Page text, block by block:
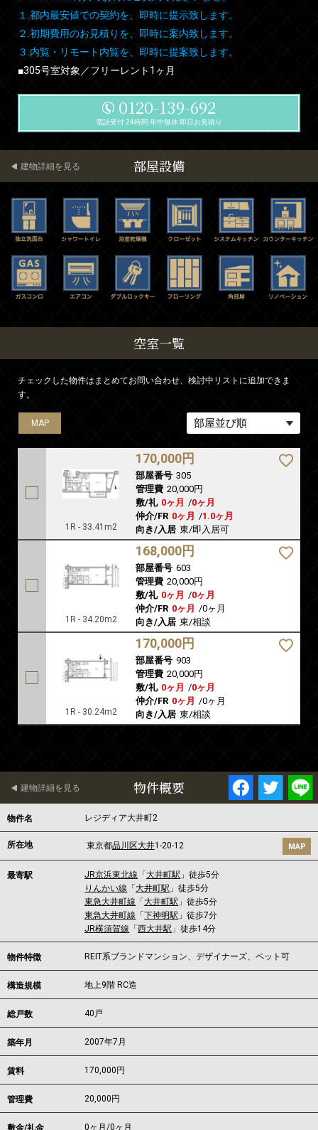
１.都内最安値での契約を、即時に提示致します。
２.初期費用のお見積りを、即時に案内致します。
３.内覧・リモート内覧を、即時に提案致します。
■305号室対象／フリーレント1ヶ月
0120-139-692
電話受付 24時間 年中無休 即日お見積り
部屋設備
建物詳細を見る
空室一覧
チェックした物件はまとめてお問い合わせ、検討中リストに追加できま
す。
MAP
1R - 33.41m2
170,000円
部屋番号 305
管理費 20,000円
敷/礼 0ヶ月 /0ヶ月
仲介/FR 0ヶ月 /1.0ヶ月
向き/入居 東/即入居可
MAP
1R - 34.20m2
168,000円
部屋番号 603
管理費 20,000円
敷/礼 0ヶ月 /0ヶ月
仲介/FR 0ヶ月 /0ヶ月
向き/入居 東/相談
MAP
1R - 30.24m2
170,000円
部屋番号 903
管理費 20,000円
敷/礼 0ヶ月 /0ヶ月
仲介/FR 0ヶ月 /0ヶ月
向き/入居 東/相談
物件概要
建物詳細を見る
物件名 レジディア大井町2
所在地 東京都品川区大井1-20-12 MAP
最寄駅 JR京浜東北線 「 大井町駅 」徒歩5分
りんかい線 「 大井町駅 」徒歩5分
東急大井町線 「 大井町駅 」徒歩5分
東急大井町線 「下神明駅 」徒歩7分
JR横須賀線 「西大井駅 」徒歩14分
物件特徴 REIT系ブランドマンション、デザイナーズ、ペット可
構造規模 地上9階 RC造
総戸数 40戸
築年月 2007年7月
賃料 170,000 円
管理費 20,000円
0ヶ月/0ヶ月